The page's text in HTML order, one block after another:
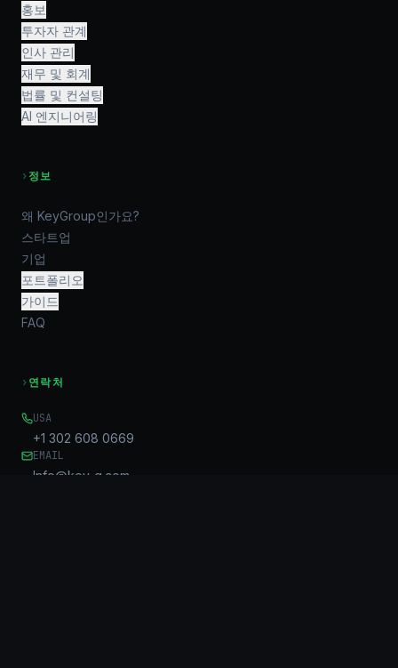
홍보
투자자 관계
인사 관리
재무 및 회계
법률 및 컨설팅
AI 엔지니어링
› 정보
왜 KeyGroup인가요?
스타트업
기업
포트폴리오
가이드
FAQ
› 연락처
USA
+1 302 608 0669
EMAIL
Info@key-g.com